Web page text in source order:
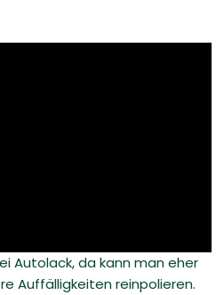
Autolack, da kann man eher
Auffälligkeiten reinpolieren.